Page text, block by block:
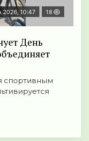
2026, 10:47 18
День
спортивным